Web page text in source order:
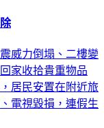
威力倒塌、二樓變
家收拾貴重物品
居民安置在附近旅
電視毀損，連假生